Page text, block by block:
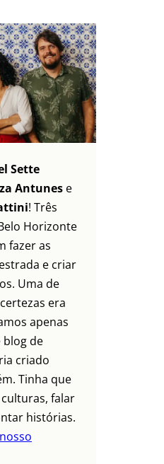
Sette
Antunes e
! Três
Horizonte
fazer as
e criar
Uma de
era
apenas
blog de
criado
Tinha que
falar
histórias.